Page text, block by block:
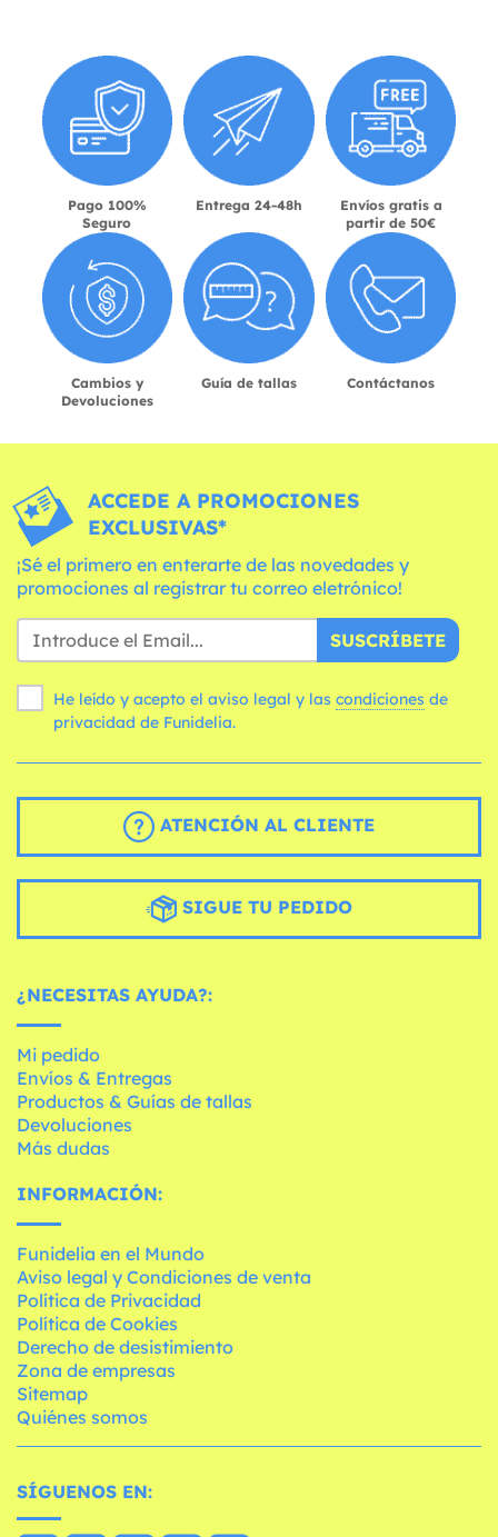
Pago 100%
Seguro
Entrega 24-48h
Envíos gratis a
partir de 50€
Cambios y
Devoluciones
Guía de tallas Contáctanos
ACCEDE A PROMOCIONES
EXCLUSIVAS*
¡Sé el primero en enterarte de las novedades y
promociones al registrar tu correo eletrónico!
SUSCRÍBETE
He leído y acepto el aviso legal y las condiciones
privacidad de Funidelia.
ATENCIÓN AL CLIENTE
SIGUE TU PEDIDO
¿NECESITAS AYUDA?:
Mi pedido
Envíos & Entregas
Productos & Guías de tallas
Devoluciones
Más dudas
INFORMACIÓN:
Funidelia en el Mundo
Aviso legal y Condiciones de venta
Política de Privacidad
Política de Cookies
Derecho de desistimiento
Zona de empresas
Sitemap
Quiénes somos
SÍGUENOS EN: